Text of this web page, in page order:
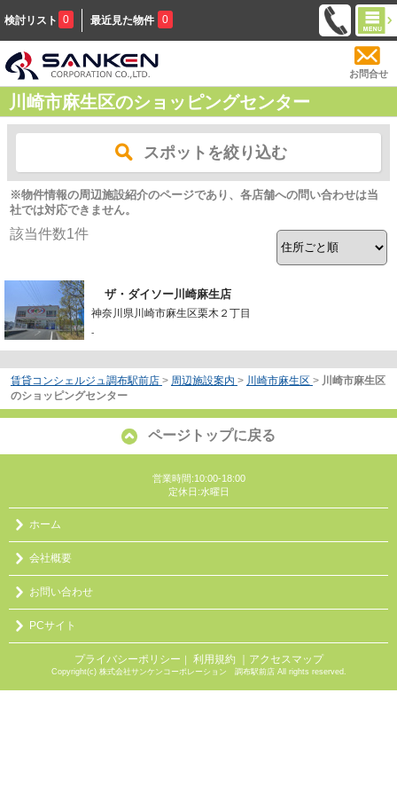
検討リスト 0 最近見た物件 0
お問合せ
川崎市麻生区のショッピングセンター
スポットを絞り込む
※物件情報の周辺施設紹介のページであり、各店舗への問い合わせは当
社では対応できません。
該当件数1件
ザ・ダイソー川崎麻生店
神奈川県川崎市麻生区栗木２丁目
-
賃貸コンシェルジュ調布駅前店 > 周辺施設案内 > 川崎市麻生区 > 川崎市麻生区
のショッピングセンター
ページトップに戻る
営業時間:10:00-18:00
定休日:水曜日
ホーム
会社概要
お問い合わせ
PCサイト
プライバシーポリシー ｜ 利用規約 ｜アクセスマップ
Copyright(c) 株式会社サンケンコーポレーション 調布駅前店 All rights reserved.